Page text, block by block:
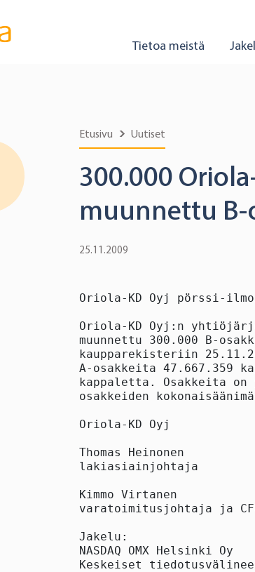
Tietoa meistä
Etusivu Uutiset
300.000
muunnettu B-
25.11.2009
Oriola-KD Oyj pörssi-
Oriola-KD Oyj:n
muunnettu 300.000 B-
kaupparekisteriin
A-osakkeita 47.667.359
kappaletta. Osakkeita on
osakkeiden
Oriola-KD Oyj
Thomas Heinonen
lakiasiainjohtaja
Kimmo Virtanen
varatoimitusjohtaja ja
Jakelu:
NASDAQ OMX Helsinki Oy
Keskeiset